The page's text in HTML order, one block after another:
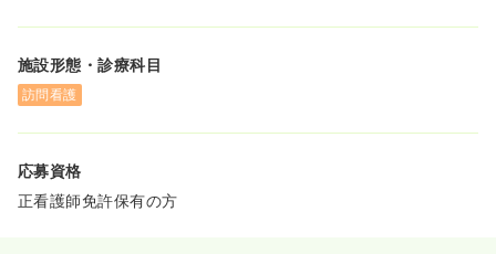
りCUCグループの各社・各事業部に異動できるグループ内
ジェクトの募集に対して、上長の許可を問わず、面談を経
て希望の会社・事業部への異動を叶えることができます。
施設形態・診療科目
訪問看護
応募資格
正看護師免許保有の方